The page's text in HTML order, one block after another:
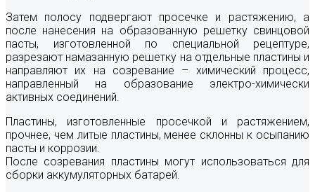
Затем полосу подвергают просечке и растяжению, а
после нанесения на образованную решетку свинцовой
пасты, изготовленной по специальной рецептуре,
разрезают намазанную решетку на отдельные пластины и
направляют их на созревание – химический процесс,
направленный на образование электро-химически
активных соединений.
Пластины, изготовленные просечкой и растяжением,
прочнее, чем литые пластины, менее склонны к осыпанию
пасты и коррозии.
После созревания пластины могут использоваться для
сборки аккумуляторных батарей.